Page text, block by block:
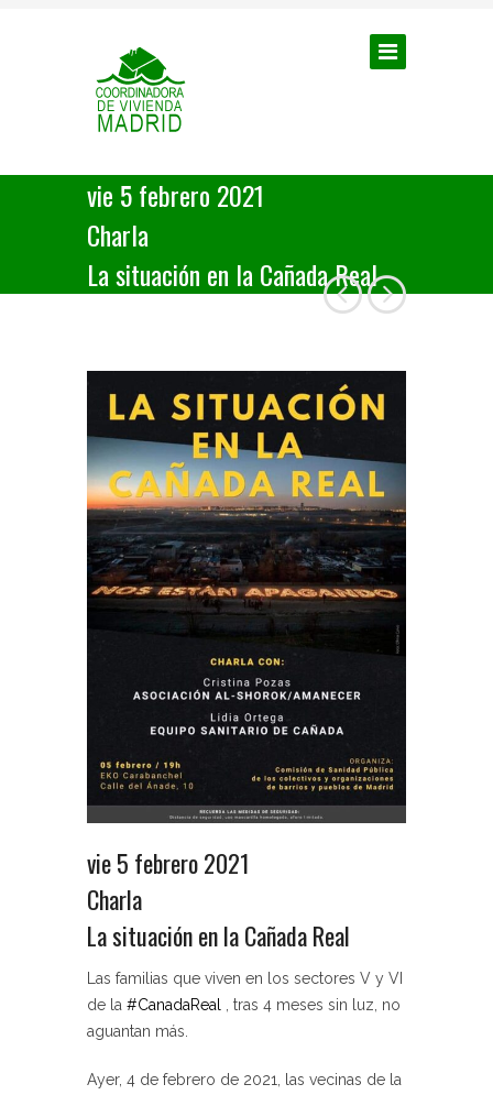
vie 5 febrero 2021
Charla
La situación en la Cañada Real
vie 5 febrero 2021
Charla
La situación en la Cañada Real
Las familias que viven en los sectores V y VI
de la #CanadaReal
, tras 4 meses sin luz, no
aguantan más.
Ayer, 4 de febrero de 2021, las vecinas de la